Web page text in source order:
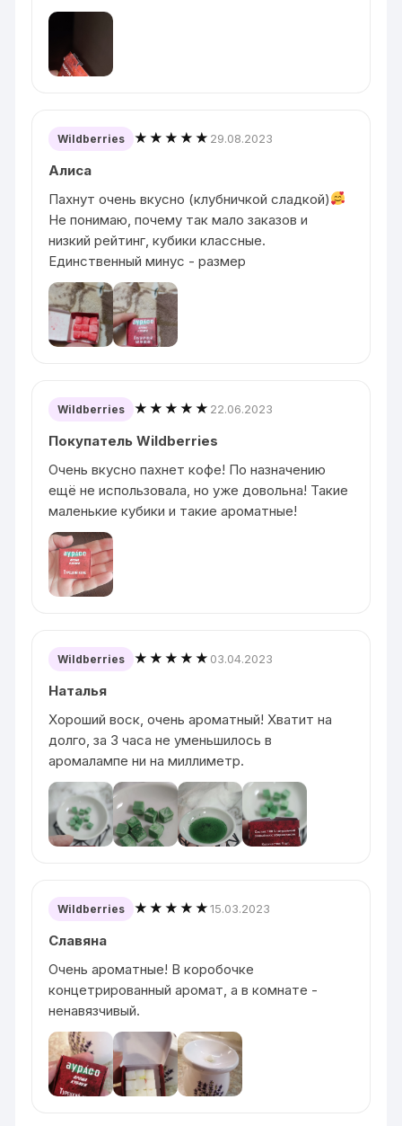
Wildberries ★★★★★ 29.08.2023
Алиса
Пахнут очень вкусно (клубничкой сладкой)
Не понимаю, почему так мало заказов и
низкий рейтинг, кубики классные.
Единственный минус - размер
Wildberries ★★★★★ 22.06.2023
Покупатель Wildberries
Очень вкусно пахнет кофе! По назначению
ещё не использовала, но уже довольна! Такие
маленькие кубики и такие ароматные!
Wildberries ★★★★★ 03.04.2023
Наталья
Хороший воск, очень ароматный! Хватит на
долго, за 3 часа не уменьшилось в
аромалампе ни на миллиметр.
Wildberries ★★★★★15.03.2023
Славяна
Очень ароматные! В коробочке
концетрированный аромат, а в комнате -
ненавязчивый.